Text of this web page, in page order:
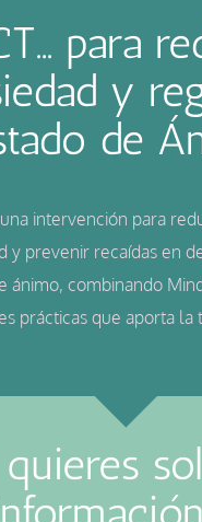
para
y
de
intervención para
y prevenir recaídas en
ánimo, combinando
prácticas que aporta la